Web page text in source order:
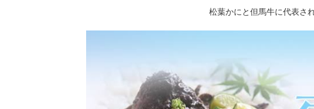
松葉かにと但馬牛に代表さ